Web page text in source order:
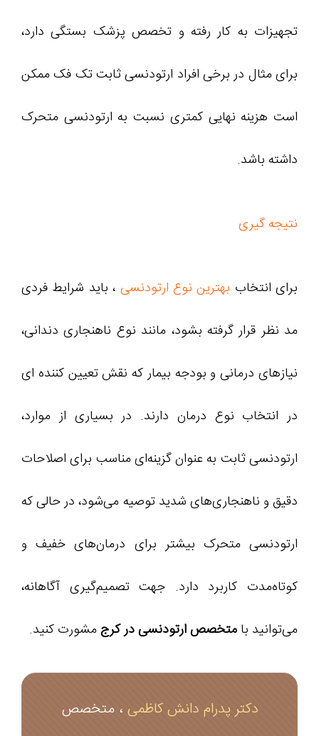
تجهیزات به کار رفته و تخصص پزشک بستگی دارد،
برای مثال در برخی افراد ارتودنسی ثابت تک فک ممکن
است هزینه‌ نهایی کمتری نسبت به ارتودنسی متحرک
داشته باشد.
نتیجه گیری
برای انتخاب بهترین نوع ارتودنسی ، باید شرایط فردی
مد نظر قرار گرفته بشود، مانند نوع ناهنجاری دندانی،
نیازهای درمانی و بودجه بیمار که نقش تعیین‌ کننده‌ ای
در انتخاب نوع درمان دارند. در بسیاری از موارد،
ارتودنسی ثابت به‌ عنوان گزینه‌ای مناسب برای اصلاحات
دقیق و ناهنجاری‌های شدید توصیه می‌شود، در حالی‌ که
ارتودنسی متحرک بیشتر برای درمان‌های خفیف و
کوتاه‌مدت کاربرد دارد. جهت تصمیم‌گیری آگاهانه،
می‌توانید با متخصص ارتودنسی در کرجمشورت کنید.
دکتر پدرام دانش کاظمی ، متخصص